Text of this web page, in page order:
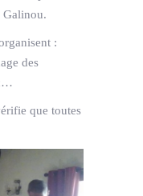
Galinou.
:
des
que toutes